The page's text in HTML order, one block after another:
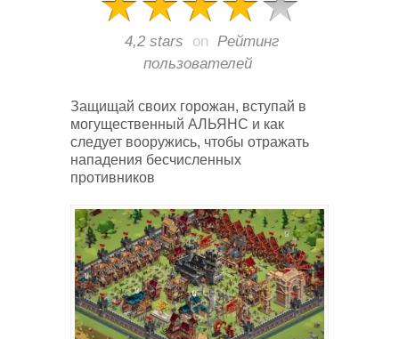
4,2 stars on Рейтинг
пользователей
Защищай своих горожан, вступай в
могущественный АЛЬЯНС и как
следует вооружись, чтобы отражать
нападения бесчисленных
противников